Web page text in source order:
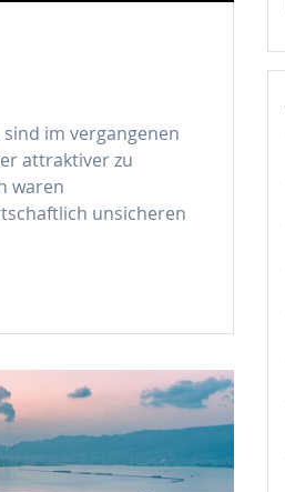
im vergangenen
attraktiver zu
waren
unsicheren